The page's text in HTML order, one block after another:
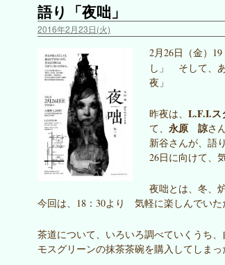
語り「夜咄」
2016年2月23日(火)
2月26日（金）
し」 そして、
夜」
昨夜は、 L.F.I.ス
て、 永原 諒さ
新谷さんが、語
26日に向けて、
夜咄とは、冬、
今回は、18：30より 気軽に楽しんでいた
茶道について、いろいろ調べていくうち
モスグリーンの抹茶茶碗を購入してしまっ